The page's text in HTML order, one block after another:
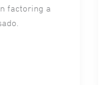
factoring a